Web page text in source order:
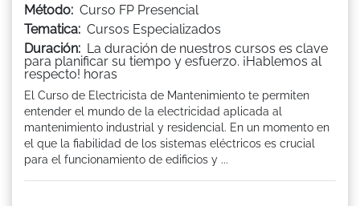
Método: Curso FP Presencial
Tematica: Cursos Especializados
Duración: La duración de nuestros cursos es clave
para planificar su tiempo y esfuerzo. ¡Hablemos al
respecto! horas
El Curso de Electricista de Mantenimiento te permiten
entender el mundo de la electricidad aplicada al
mantenimiento industrial y residencial. En un momento en
el que la fiabilidad de los sistemas eléctricos es crucial
para el funcionamiento de edificios y ...